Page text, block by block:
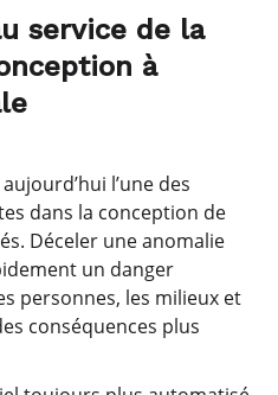
service de la
à
l’une des
dans la conception de
Déceler une anomalie
un danger
personnes, les milieux et
conséquences plus